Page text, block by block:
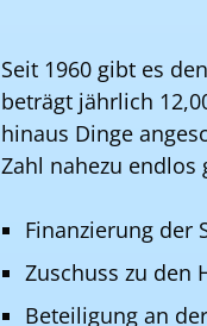
Seit 1960 gibt es
beträgt jährlich
hinaus Dinge
Zahl nahezu endlos
Finanzierung der
Zuschuss zu den
Beteiligung an